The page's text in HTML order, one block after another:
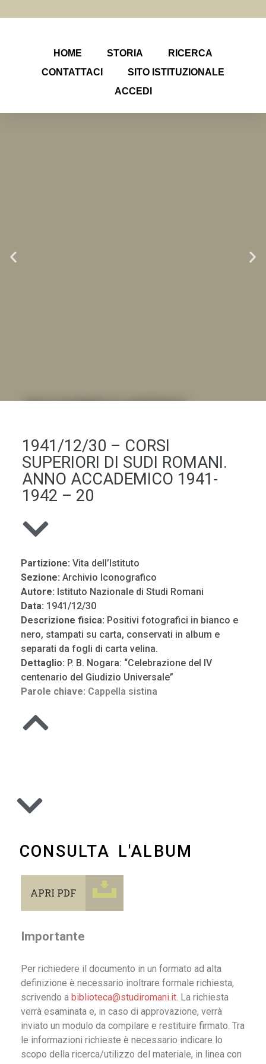
HOME STORIA
RICERCA
CONTATTACI
SITO ISTITUZIONALE
ACCEDI
.LA "VITA DELL'ISTITUTO" ATTRAVERSO LE IMMAGINI
1941/12/30 – CORSI
SUPERIORI DI SUDI ROMANI.
ANNO ACCADEMICO 1941-
1942 – 20
Partizione: Vita dell’Istituto
Sezione: Archivio Iconografico
Autore: Istituto Nazionale di Studi Romani
Data: 1941/12/30
Descrizione fisica: Positivi fotografici in bianco e
nero, stampati su carta, conservati in album e
separati da fogli di carta velina.
Dettaglio: P. B. Nogara: “Celebrazione del IV
centenario del Giudizio Universale”
Parole chiave: Cappella sistina
CONSULTA L'ALBUM
APRI PDF
Importante
Per richiedere il documento in un formato ad alta
definizione è necessario inoltrare formale richiesta,
scrivendo a biblioteca@studiromani.it. La richiesta
verrà esaminata e, in caso di approvazione, verrà
inviato un modulo da compilare e restituire firmato. Tra
le informazioni richieste è necessario indicare lo
scopo della ricerca/utilizzo del materiale, in linea con